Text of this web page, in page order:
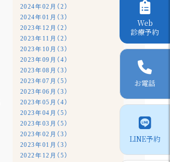
2024年02月（2）
2024年01月（3）
2023年12月（2）
2023年11月（2）
2023年10月（3）
2023年09月（4）
2023年08月（3）
2023年07月（5）
2023年06月（3）
2023年05月（4）
2023年04月（5）
2023年03月（5）
2023年02月（3）
2023年01月（3）
2022年12月（5）
Web
診療予約
お電話
LINE予約